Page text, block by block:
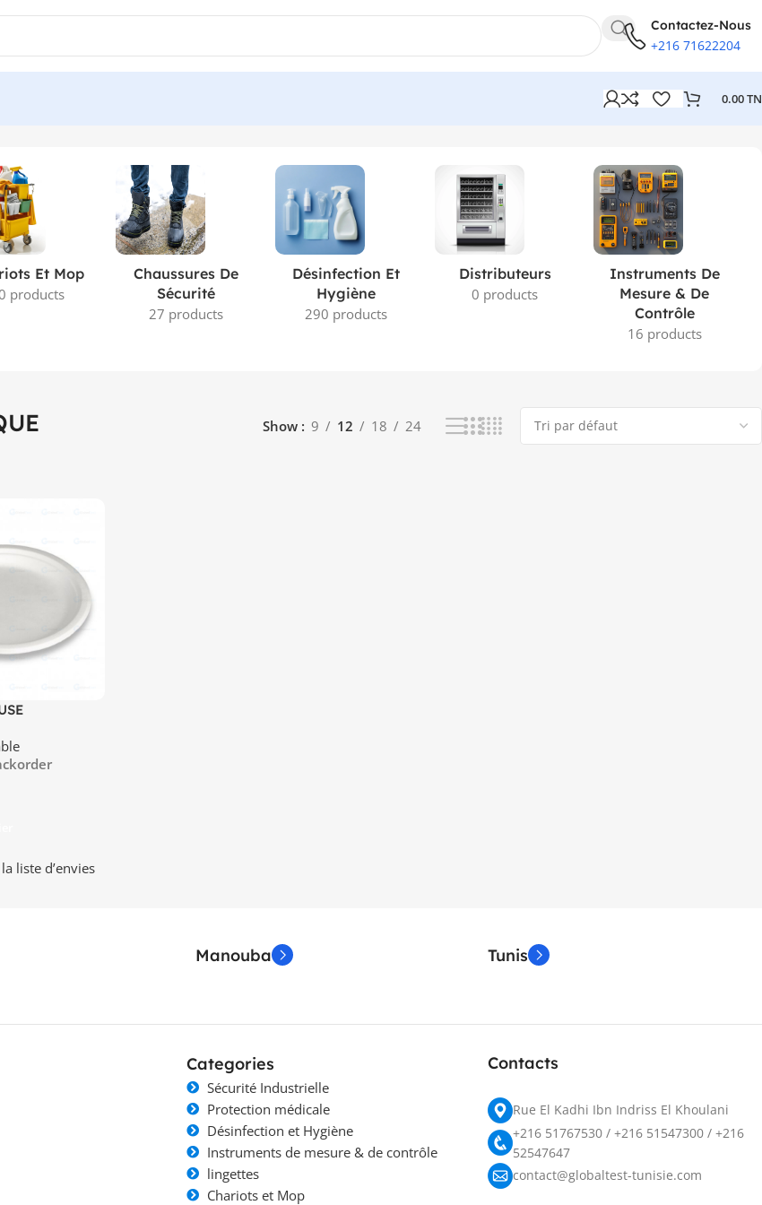
Contactez-Nous
+216 71622204
0.00
Et Mop
products
Chaussures De
Sécurité
27 products
Désinfection Et
Hygiène
290 products
Distributeurs
0 products
Instruments De
Mesure & De
Contrôle
16 products
Show 9 12 18 24
liste d’envies
Manouba Tunis
Categories
Sécurité Industrielle
Protection médicale
Désinfection et Hygiène
Instruments de mesure & de contrôle
lingettes
Chariots et Mop
Contacts
Rue El Kadhi Ibn Indriss El Khoulani
+216 51767530 / +216 51547300 / +216
52547647
contact@globaltest-tunisie.com